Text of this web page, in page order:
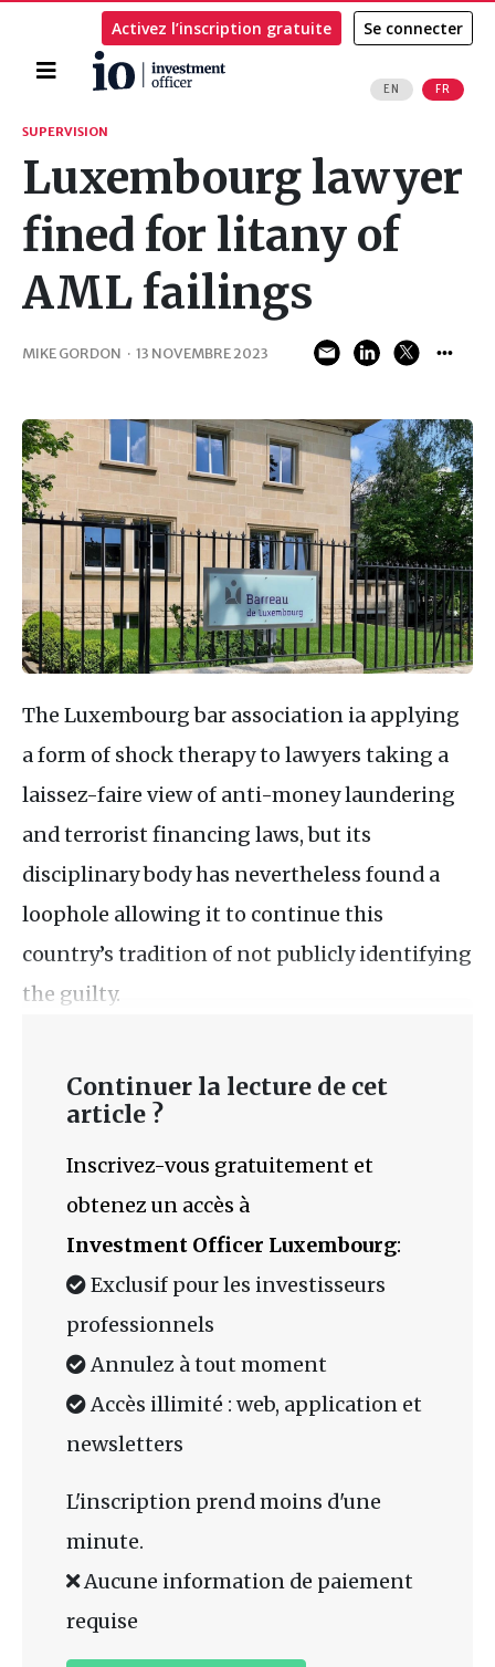
Accueil
EN FR
Activez l’inscription gratuite Se connecter
Rechercher
SUPERVISION
Luxembourg lawyer
fined for litany of
AML failings
MIKE GORDON · 13 NOVEMBRE 2023
The Luxembourg bar association ia applying
a form of shock therapy to lawyers taking a
laissez-faire view of anti-money laundering
and terrorist financing laws, but its
disciplinary body has nevertheless found a
loophole allowing it to continue this
country’s tradition of not publicly identifying
the guilty.
Continuer la lecture de cet
article ?
Inscrivez-vous gratuitement et
obtenez un accès à
Investment Officer Luxembourg:
Exclusif pour les investisseurs
professionnels
Annulez à tout moment
Accès illimité : web, application et
newsletters
L'inscription prend moins d'une
minute.
Aucune information de paiement
requise